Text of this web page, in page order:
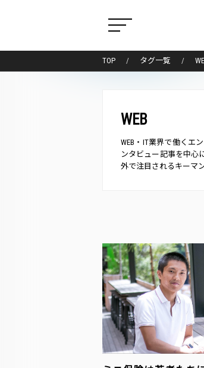
TOP タグ一覧
WEB
WEB・IT業界で働くエ
ンタビュー記事を中心
外で注目されるキーマ